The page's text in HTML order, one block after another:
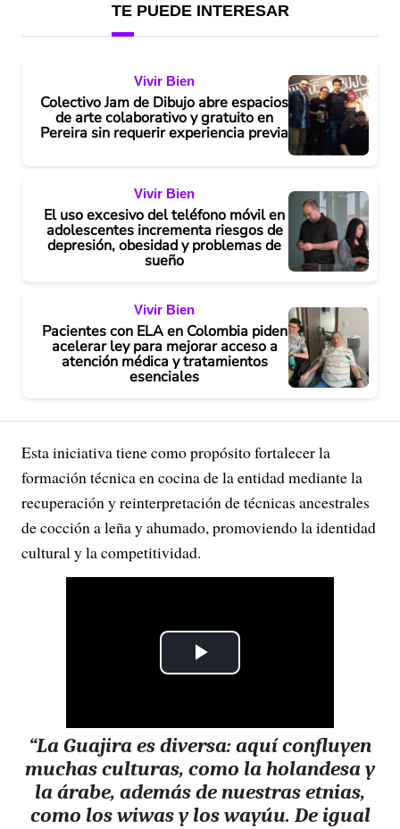
TE PUEDE INTERESAR
Vivir Bien
Colectivo Jam de Dibujo abre espacios
de arte colaborativo y gratuito en
Pereira sin requerir experiencia previa
Vivir Bien
El uso excesivo del teléfono móvil en
adolescentes incrementa riesgos de
depresión, obesidad y problemas de
sueño
Vivir Bien
Pacientes con ELA en Colombia piden
acelerar ley para mejorar acceso a
atención médica y tratamientos
esenciales
Esta iniciativa tiene como propósito fortalecer la
formación técnica en cocina de la entidad mediante la
recuperación y reinterpretación de técnicas ancestrales
de cocción a leña y ahumado, promoviendo la identidad
cultural y la competitividad.
P
a
y
“La Guajira es diversa: aquí confluyen
muchas culturas, como la holandesa y
la árabe, además de nuestras etnias,
como los wiwas y los wayúu. De igual